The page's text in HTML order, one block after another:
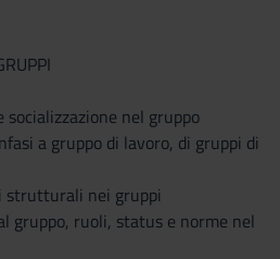
nel gruppo
a gruppo di lavoro, di gruppi di
strutturali nei gruppi
gruppo, ruoli, status e norme nel